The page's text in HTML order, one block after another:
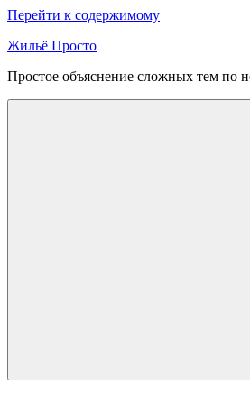
Перейти к содержимому
Жильё Просто
Простое объяснение сложных тем по